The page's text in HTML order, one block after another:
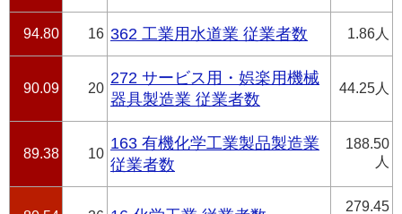
94.80 16 362 工業用水道業 従業者数 1.86人
90.09 20
272 サービス用・娯楽用機械
器具製造業 従業者数
44.25人
89.38 10
163 有機化学工業製品製造業
従業者数
188.50
人
279.45